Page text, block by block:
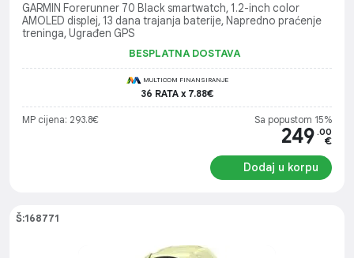
GARMIN Forerunner 70 Black smartwatch, 1.2-inch color
AMOLED displej, 13 dana trajanja baterije, Napredno praćenje
treninga, Ugrađen GPS
BESPLATNA DOSTAVA
MULTICOM FINANSIRANJE
36 RATA x 7.88€
MP cijena: 293.8€ Sa popustom 15%
249 .00
€
Dodaj u korpu
Š:168771